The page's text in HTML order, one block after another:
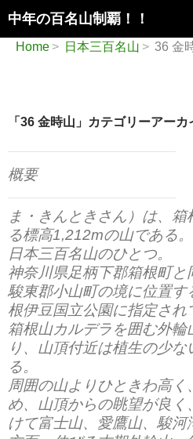
中年の百名山制覇！！
検
索
ン
へ
プ
Home 日本三百名山 36 金
「36 金時山」カテゴリーアーカ
概要
ま・きんときさん）は、
る標高1,212mの山である。
日本三百名山のひとつ。
神奈川県足柄下郡箱根町
駿東郡小山町の境に位置す
根伊豆国立公園に指定され
箱根山カルデラを囲む外輪
り、山頂付近は植生の少
る。
周囲の山よりひときわ高
め、山頂からの眺望が良
けて富士山、愛鷹山、駿